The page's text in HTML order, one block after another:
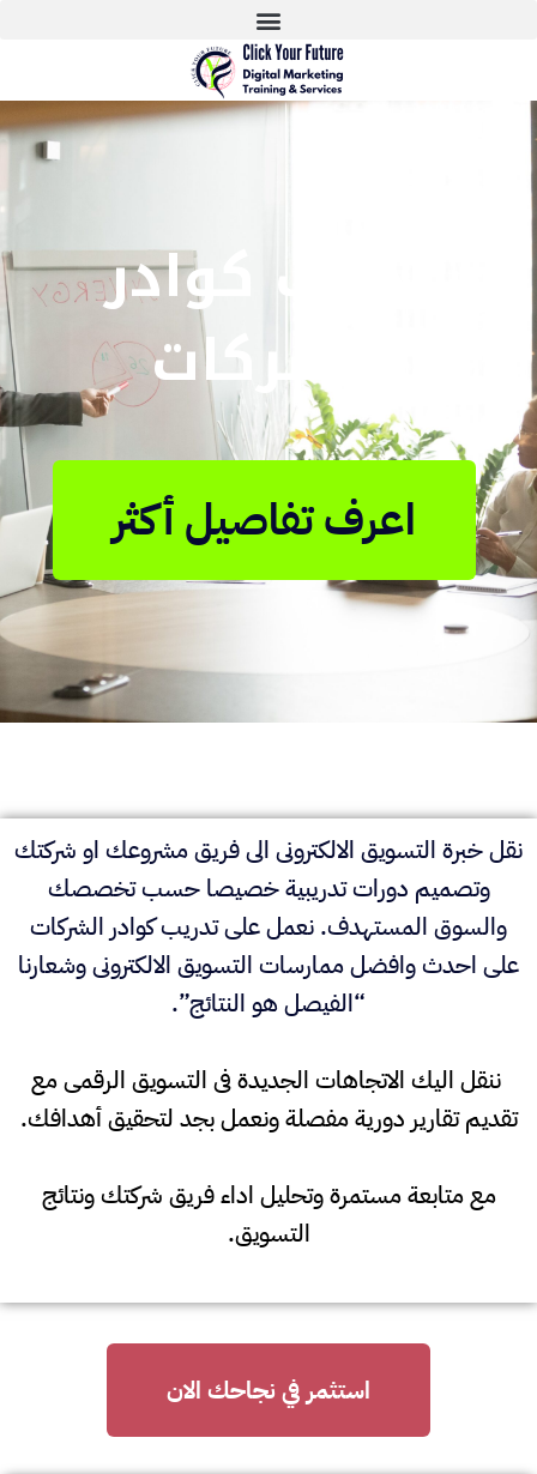
تدريب كوادر
الشركات
اعرف تفاصيل أكثر
نقل خبرة التسويق الالكترونى الى فريق مشروعك او شركتك
وتصميم دورات تدريبية خصيصا حسب تخصصك
والسوق المستهدف. نعمل على تدريب كوادر الشركات
على احدث وافضل ممارسات التسويق الالكترونى وشعارنا
“الفيصل هو النتائج”.
ننقل اليك الاتجاهات الجديدة فى التسويق الرقمى مع
تقديم تقارير دورية مفصلة ونعمل بجد لتحقيق أهدافك.
مع متابعة مستمرة وتحليل اداء فريق شركتك ونتائج
التسويق.
استثمر في نجاحك الان